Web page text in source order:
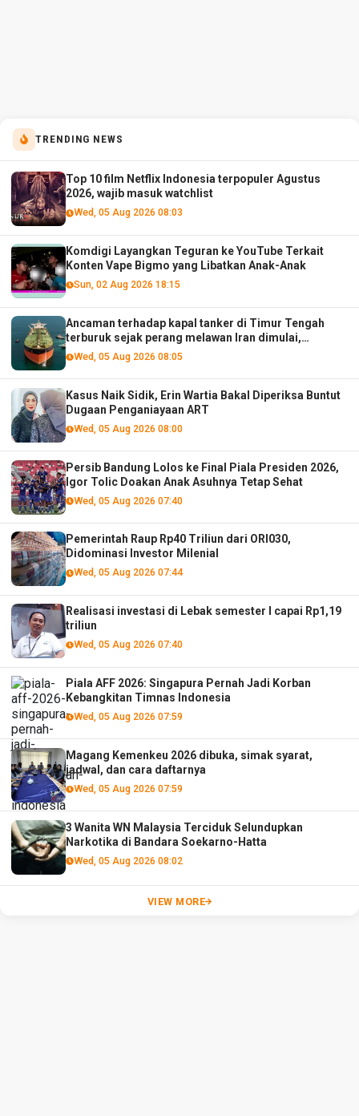
TRENDING NEWS
Top 10 film Netflix Indonesia terpopuler Agustus
2026, wajib masuk watchlist
Wed, 05 Aug 2026 08:03
Komdigi Layangkan Teguran ke YouTube Terkait
Konten Vape Bigmo yang Libatkan Anak-Anak
Sun, 02 Aug 2026 18:15
Ancaman terhadap kapal tanker di Timur Tengah
terburuk sejak perang melawan Iran dimulai,
menurut analis
Wed, 05 Aug 2026 08:05
Kasus Naik Sidik, Erin Wartia Bakal Diperiksa Buntut
Dugaan Penganiayaan ART
Wed, 05 Aug 2026 08:00
Persib Bandung Lolos ke Final Piala Presiden 2026,
Igor Tolic Doakan Anak Asuhnya Tetap Sehat
Wed, 05 Aug 2026 07:40
Pemerintah Raup Rp40 Triliun dari ORI030,
Didominasi Investor Milenial
Wed, 05 Aug 2026 07:44
Realisasi investasi di Lebak semester I capai Rp1,19
triliun
Wed, 05 Aug 2026 07:40
Piala AFF 2026: Singapura Pernah Jadi Korban
Kebangkitan Timnas Indonesia
Wed, 05 Aug 2026 07:59
Magang Kemenkeu 2026 dibuka, simak syarat,
jadwal, dan cara daftarnya
Wed, 05 Aug 2026 07:59
3 Wanita WN Malaysia Terciduk Selundupkan
Narkotika di Bandara Soekarno-Hatta
Wed, 05 Aug 2026 08:02
VIEW MORE